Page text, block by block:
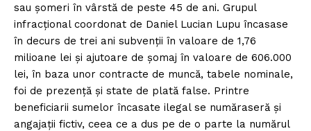
sau șomeri în vârstă de peste 45 de ani. Grupul
infracțional coordonat de Daniel Lucian Lupu încasase
în decurs de trei ani subvenții în valoare de 1,76
milioane lei și ajutoare de șomaj în valoare de 606.000
lei, în baza unor contracte de muncă, tabele nominale,
foi de prezență și state de plată false. Printre
beneficiarii sumelor încasate ilegal se număraseră și
angajații fictiv, ceea ce a dus pe de o parte la numărul